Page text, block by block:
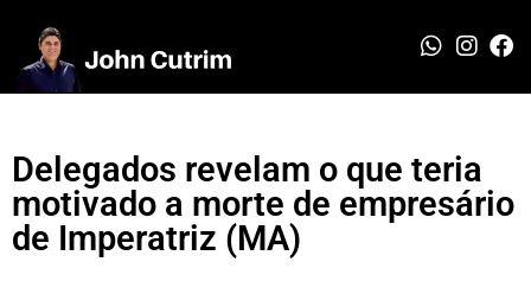
Delegados revelam o que teria
motivado a morte de empresário
de Imperatriz (MA)